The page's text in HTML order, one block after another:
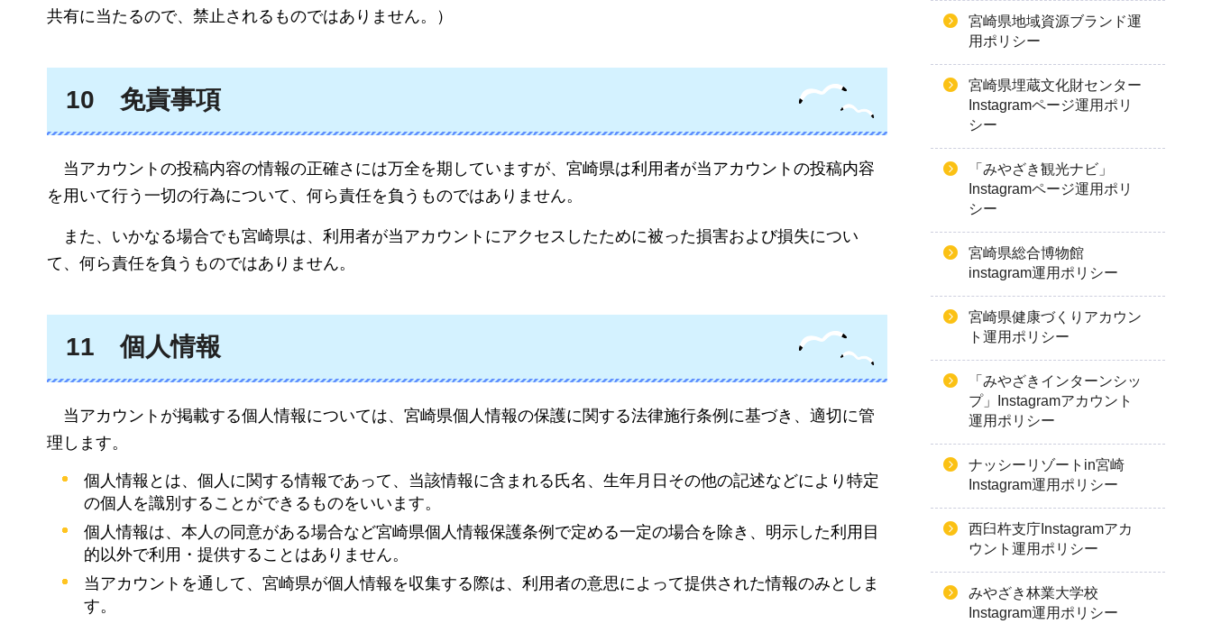
共有に当たるので、禁止されるものではありません。）
10 免責事項
当アカウントの投稿内容の情報の正確さには万全を期していますが、宮崎県は利用者が当アカウントの投稿内容
を用いて行う一切の行為について、何ら責任を負うものではありません。
また 、いかなる場合でも宮崎県は、利用者が当アカウントにアクセスしたために被った損害および損失につい
て、何ら責任を負うものではありません。
11 個人情報
当アカウント が掲載する個人情報については、宮崎県個人情報の保護に関する法律施行条例に基づき、適切に管
理します。
個人情報とは、個人に関する情報であって、当該情報に含まれる氏名、生年月日その他の記述などにより特定
の個人を識別することができるものをいいます。
個人情報は、本人の同意がある場合など宮崎県個人情報保護条例で定める一定の場合を除き、明示した利用目
的以外で利用・提供することはありません。
当アカウントを通して、宮崎県が個人情報を収集する際は、利用者の意思によって提供された情報のみとしま
す。
宮崎県地域資源ブランド運
用ポリシー
宮崎県埋蔵文化財センター
Instagramページ運用ポリ
シー
「みやざき観光ナビ」
Instagramページ運用ポリ
シー
宮崎県総合博物館
instagram運用ポリシー
宮崎県健康づくりアカウン
ト運用ポリシー
「みやざきインターンシッ
プ」Instagramアカウント
運用ポリシー
ナッシーリゾートin宮崎
Instagram運用ポリシー
西臼杵支庁Instagramアカ
ウント運用ポリシー
みやざき林業大学校
Instagram運用ポリシー